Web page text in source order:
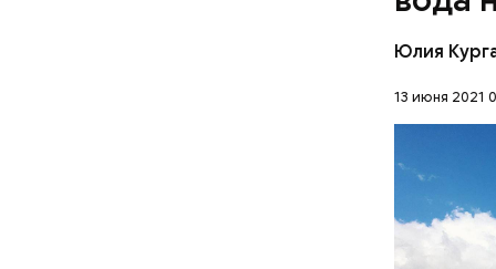
Юлия
13 июня 2021